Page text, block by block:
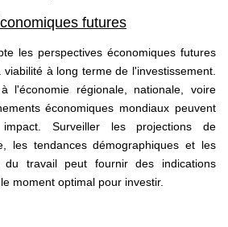
futures
les perspectives économiques futures
à long terme de l'investissement.
l'économie régionale, nationale, voire
économiques mondiaux peuvent
Surveiller les projections de
les tendances démographiques et les
du travail peut fournir des indications
moment optimal pour investir.